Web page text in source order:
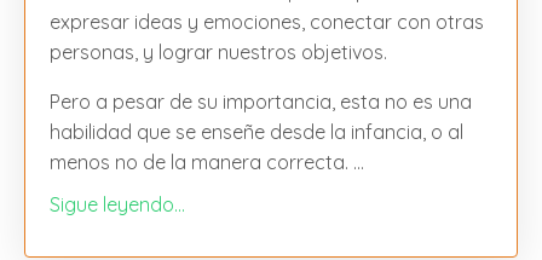
expresar ideas y emociones, conectar con otras
personas, y lograr nuestros objetivos.
Pero a pesar de su importancia, esta no es una
habilidad que se enseñe desde la infancia, o al
menos no de la manera correcta. ...
Sigue leyendo...